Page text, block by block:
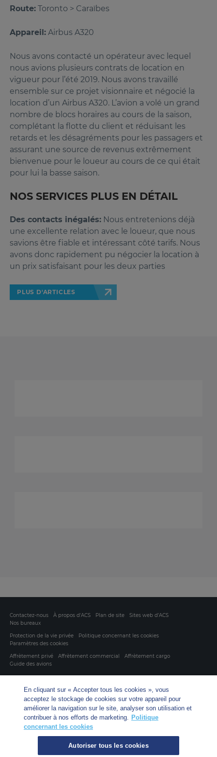
Route: Toronto > Caraïbes
Appareil: Airbus A320
Nous avons contacté un opérateur avec lequel
nous avions plusieurs contrats de location en
vigueur pour l’été 2019. Nous avons travaillé
ensemble sur ce projet visionnaire et négocié la
location d’un Airbus A320. L’avion a volé un grand
nombre de blocs horaires au cours de la saison,
complétant la flotte du client et réduisant les
retards et les désagréments pour les passagers et
assurant une source de revenus extrêmement
bienvenue pour le loueur au cours de ce qui était
pour lui la basse saison.
NOS SERVICES PLUS EN DÉTAIL
Des contacts inégalés: Nous entretenions déjà
une excellente relation avec le loueur, que nous
savions être fiable et intéressant côté tarifs. Nous
avons donc rapidement pu négocier la location à
un prix satisfaisant pour les deux parties
PLUS D'ARTICLES
Contactez-nous À propos d'ACS Plan de site
Sites web d’ACS
Nos bureaux
Protection de la vie privée
Politique concernant les cookies
Paramètres des cookies
Affrètement privé
Affrètement commercial
Affrètement cargo
Guide des avions
En cliquant sur « Accepter tous les cookies », vous
acceptez le stockage de cookies sur votre appareil pour
améliorer la navigation sur le site, analyser son utilisation et
contribuer à nos efforts de marketing. Politique
concernant les cookies
Autoriser tous les cookies